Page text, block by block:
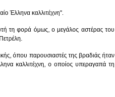
Έλληνα καλλιτέχνη".
τη φορά όμως, ο μεγάλος αστέρας του
όπου παρουσιαστές της βραδιάς ήταν
καλλιτέχνη, ο οποίος υπεραγαπά τη